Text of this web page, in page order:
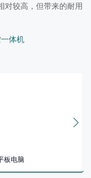
对较高，但带来的耐用
体机
板电脑